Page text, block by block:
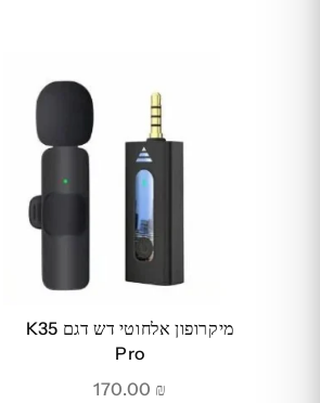
מיקרופון אלחוטי דש דגם K35
Pro
₪